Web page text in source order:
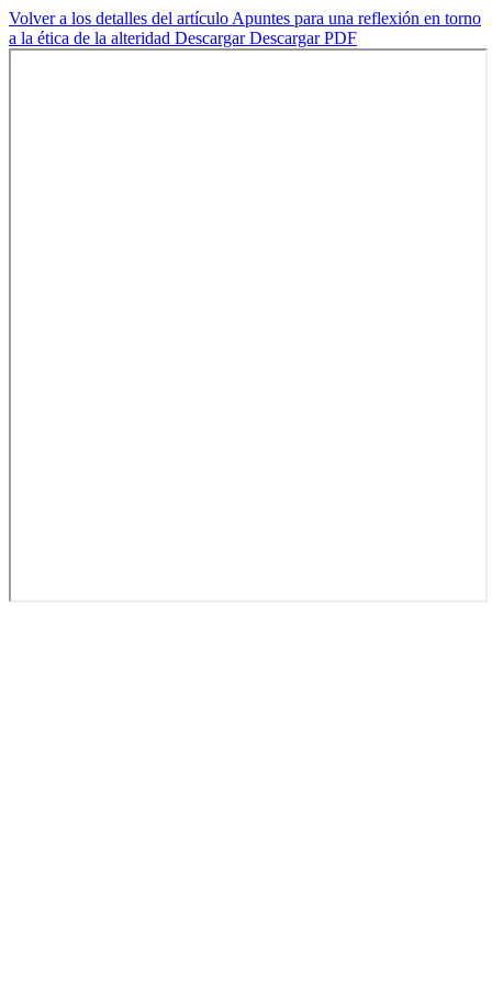
Volver a los detalles del artículo Apuntes para una reflexión en torno
a la ética de la alteridad DescargarDescargar PDF